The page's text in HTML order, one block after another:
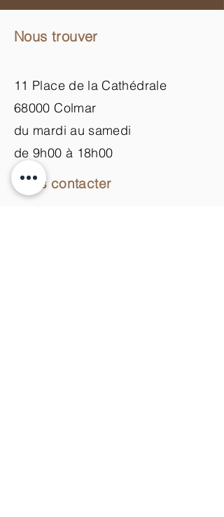
Nous trouver
11 Place de la Cathédrale
68000 Colmar
du mardi au samedi
de 9h00 à 18h00
Nous contacter